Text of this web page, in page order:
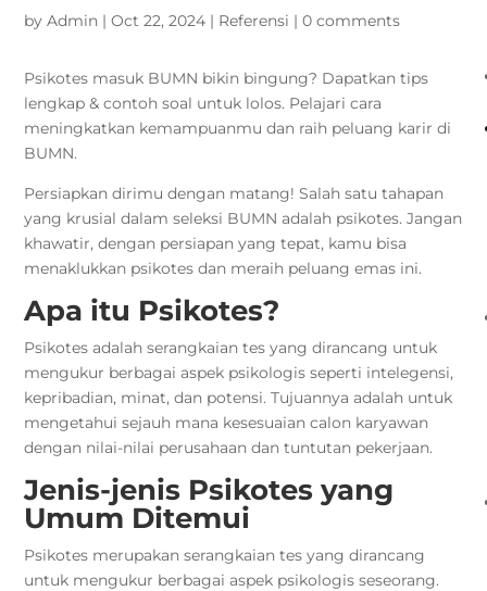
byAdmin |Oct 22, 2024 | Referensi |0 comments
Psikotes masuk BUMN bikin bingung? Dapatkan tips
lengkap & contoh soal untuk lolos. Pelajari cara
meningkatkan kemampuanmu dan raih peluang karir di
BUMN.
Persiapkan dirimu dengan matang! Salah satu tahapan
yang krusial dalam seleksi BUMN adalah psikotes. Jangan
khawatir, dengan persiapan yang tepat, kamu bisa
menaklukkan psikotes dan meraih peluang emas ini.
Apa itu Psikotes?
Psikotes adalah serangkaian tes yang dirancang untuk
mengukur berbagai aspek psikologis seperti intelegensi,
kepribadian, minat, dan potensi. Tujuannya adalah untuk
mengetahui sejauh mana kesesuaian calon karyawan
dengan nilai-nilai perusahaan dan tuntutan pekerjaan.
Jenis-jenis Psikotes yang
Umum Ditemui
Psikotes merupakan serangkaian tes yang dirancang
untuk mengukur berbagai aspek psikologis seseorang.